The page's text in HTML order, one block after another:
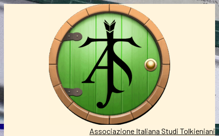
Vai
Associazione Italiana Studi Tolkieniani